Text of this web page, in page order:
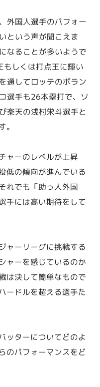
外国人選手のパフォー
という声が聞こえま
なることが多いようで
しくは打点王に輝い
通してロッテのポラン
選手も26本塁打で、ソ
楽天の浅村栄斗選手と
ャーのレベルが上昇
低の傾向が進んでいる
れでも「助っ人外国
手には高い期待をして
ャーリーグに挑戦する
ャーを感じているのか
は決して簡単なもので
ードルを超える選手た
ッターについてどのよ
のパフォーマンスをど